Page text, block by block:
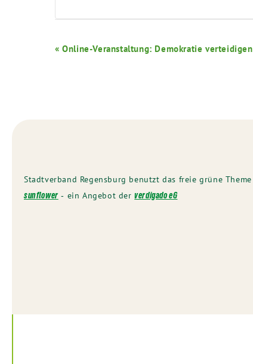
Veranstaltung-
« Online-Veranstaltung: Demokratie verteidigen
Stadtverband Regensburg benutzt das freie grüne Theme
sunflower‐ ein Angebot derverdigado eG